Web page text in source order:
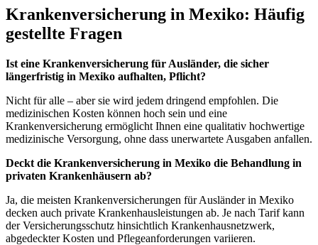
Krankenversicherung in Mexiko: Häufig
gestellte Fragen
Ist eine Krankenversicherung für Ausländer, die sicher
längerfristig in Mexiko aufhalten, Pflicht?
Nicht für alle – aber sie wird jedem dringend empfohlen. Die
medizinischen Kosten können hoch sein und eine
Krankenversicherung ermöglicht Ihnen eine qualitativ hochwertige
medizinische Versorgung, ohne dass unerwartete Ausgaben anfallen.
Deckt die Krankenversicherung in Mexiko die Behandlung in
privaten Krankenhäusern ab?
Ja, die meisten Krankenversicherungen für Ausländer in Mexiko
decken auch private Krankenhausleistungen ab. Je nach Tarif kann
der Versicherungsschutz hinsichtlich Krankenhausnetzwerk,
abgedeckter Kosten und Pflegeanforderungen variieren.